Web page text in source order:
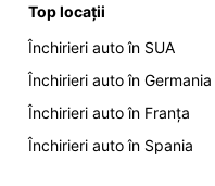
Top locații
Închirieri auto în SUA
Închirieri auto în Germania
Închirieri auto în Franța
Închirieri auto în Spania